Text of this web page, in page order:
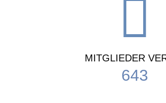
MITGLIEDER
643